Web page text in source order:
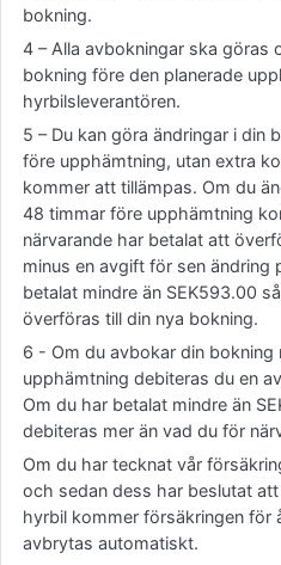
bokning.
4 – Alla avbokningar ska göras
bokning före den planerade
hyrbilsleverantören.
5 – Du kan göra ändringar i din
före upphämtning, utan extra
kommer att tillämpas. Om du
48 timmar före upphämtning
närvarande har betalat att
minus en avgift för sen ändring
betalat mindre än SEK593.00
överföras till din nya bokning.
6 - Om du avbokar din
upphämtning debiteras du en
Om du har betalat mindre än
debiteras mer än vad du för
Om du har tecknat vår
och sedan dess har beslutat
hyrbil kommer försäkringen för
avbrytas automatiskt.